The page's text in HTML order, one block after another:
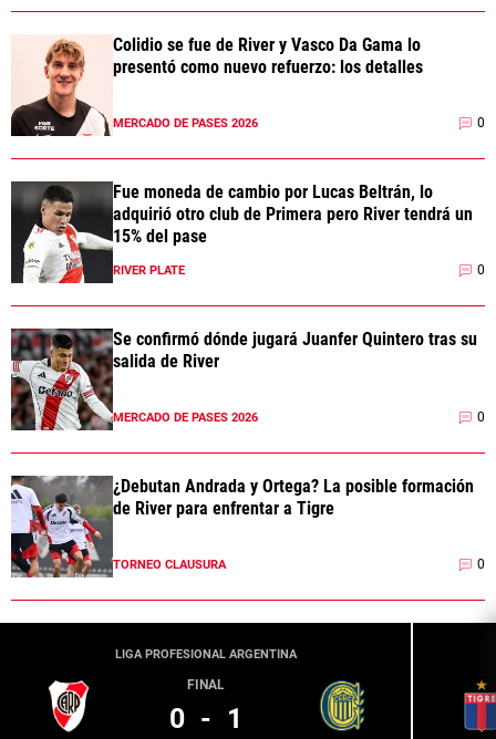
Colidio se fue de River y Vasco Da Gama lo
presentó como nuevo refuerzo: los detalles
MERCADO DE PASES 2026 0
Fue moneda de cambio por Lucas Beltrán, lo
adquirió otro club de Primera pero River tendrá un
15% del pase
RIVER PLATE 0
Se confirmó dónde jugará Juanfer Quintero tras su
salida de River
MERCADO DE PASES 2026 0
¿Debutan Andrada y Ortega? La posible formación
de River para enfrentar a Tigre
TORNEO CLAUSURA 0
LIGA PROFESIONAL ARGENTINA
FINAL
0 - 1